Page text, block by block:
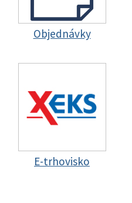
Objednávky
E-trhovisko